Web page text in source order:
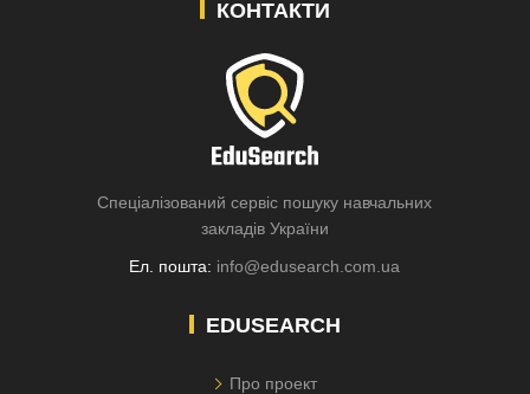
КОНТАКТИ
Спеціалізований сервіс пошуку навчальних
закладів України
Ел. пошта: info@edusearch.com.ua
EDUSEARCH
Про проект